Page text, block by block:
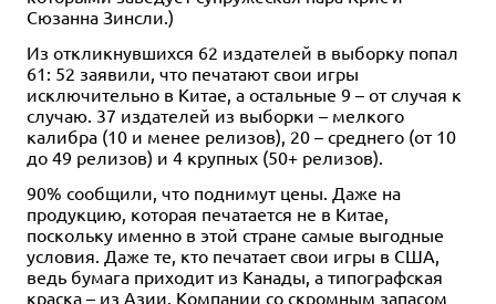
Сюзанна Зинсли.)
Из откликнувшихся 62 издателей в выборку попал
61: 52 заявили, что печатают свои игры
исключительно в Китае, а остальные 9 – от случая к
случаю. 37 издателей из выборки – мелкого
калибра (10 и менее релизов), 20 – среднего (от 10
до 49 релизов) и 4 крупных (50+ релизов).
90% сообщили, что поднимут цены. Даже на
продукцию, которая печатается не в Китае,
поскольку именно в этой стране самые выгодные
условия. Даже те, кто печатает свои игры в США,
ведь бумага приходит из Канады, а типографская
краска – из Азии. Компании со скромным запасом